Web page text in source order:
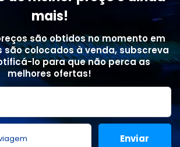
mais!
são obtidos no momento em
são colocados à venda, subscreva
lo para que não perca as
melhores ofertas!